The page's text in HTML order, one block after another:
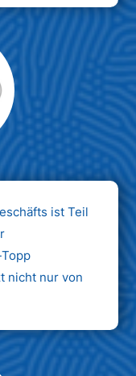
ist Teil
nicht nur von